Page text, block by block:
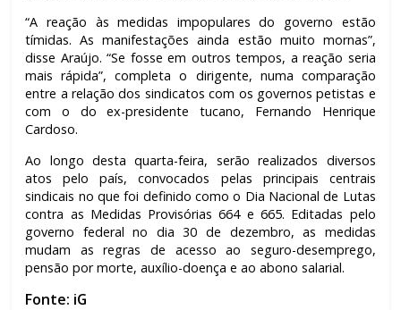
“A reação às medidas impopulares do governo estão
tímidas. As manifestações ainda estão muito mornas”,
disse Araújo. “Se fosse em outros tempos, a reação seria
mais rápida”, completa o dirigente, numa comparação
entre a relação dos sindicatos com os governos petistas e
com o do ex-presidente tucano, Fernando Henrique
Cardoso.
Ao longo desta quarta-feira, serão realizados diversos
atos pelo país, convocados pelas principais centrais
sindicais no que foi definido como o Dia Nacional de Lutas
contra as Medidas Provisórias 664 e 665. Editadas pelo
governo federal no dia 30 de dezembro, as medidas
mudam as regras de acesso ao seguro-desemprego,
pensão por morte, auxílio-doença e ao abono salarial.
Fonte: iG